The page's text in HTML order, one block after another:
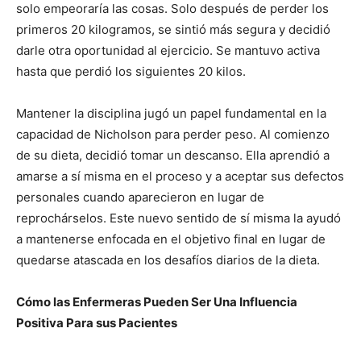
I WANT IN
I've read and accept thePrivacy Policy.
solo empeoraría las cosas. Solo después de perder los
primeros 20 kilogramos, se sintió más segura y decidió
darle otra oportunidad al ejercicio. Se mantuvo activa
hasta que perdió los siguientes 20 kilos.
Mantener la disciplina jugó un papel fundamental en la
capacidad de Nicholson para perder peso. Al comienzo
de su dieta, decidió tomar un descanso. Ella aprendió a
amarse a sí misma en el proceso y a aceptar sus defectos
personales cuando aparecieron en lugar de
reprochárselos. Este nuevo sentido de sí misma la ayudó
a mantenerse enfocada en el objetivo final en lugar de
quedarse atascada en los desafíos diarios de la dieta.
Cómo las Enfermeras Pueden Ser Una Influencia
Positiva Para sus Pacientes